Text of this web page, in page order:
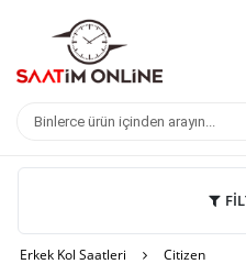
Erkek Kol Saatleri Citizen